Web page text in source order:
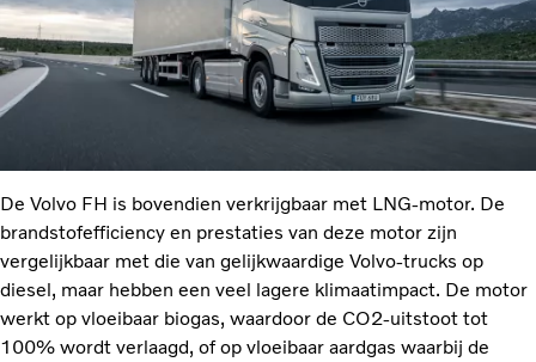
De Volvo FH is bovendien verkrijgbaar met LNG-motor. De
brandstofefficiency en prestaties van deze motor zijn
vergelijkbaar met die van gelijkwaardige Volvo-trucks op
diesel, maar hebben een veel lagere klimaatimpact. De motor
werkt op vloeibaar biogas, waardoor de CO2-uitstoot tot
100% wordt verlaagd, of op vloeibaar aardgas waarbij de